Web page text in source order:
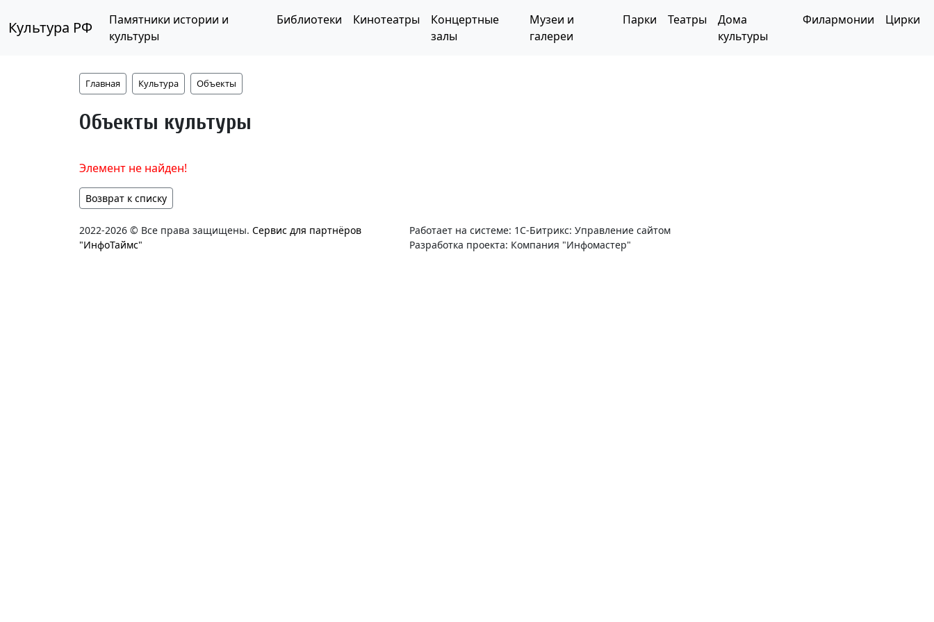
Культура РФ
Памятники истории и
культуры
Библиотеки Кинотеатры
Концертные
залы
Музеи и
галереи
Парки Театры
Дома
культуры
Филармонии Цирки
Главная Культура Объекты
Объекты культуры
Элемент не найден!
Возврат к списку
2022-2026 © Все права защищены. Сервис для партнёров
"ИнфоТаймс"
Работает на системе: 1С-Битрикс: Управление сайтом
Разработка проекта: Компания "Инфомастер"